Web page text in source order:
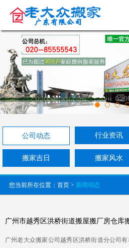
公司动态 行业资讯
搬家吉日 搬家风水
您当前所在位置： 首页 > 新闻动态
广州老大众搬家公司越秀区洪桥街道分公司